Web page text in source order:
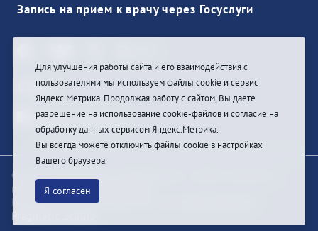
Запись на прием к врачу через Госуслуги
Войти
© При цитировании информации с сайта ссылка на
первоисточник обязательна
Разработка и техподдержка сайта
Pragmatic Studio
Для улучшения работы сайта и его взаимодействия с
пользователями мы используем файлы cookie и сервис
Яндекс.Метрика. Продолжая работу с сайтом, Вы даете
разрешение на использование cookie-файлов и согласие на
обработку данных сервисом Яндекс.Метрика.
Вы всегда можете отключить файлы cookie в настройках
Вашего браузера.
Я согласен